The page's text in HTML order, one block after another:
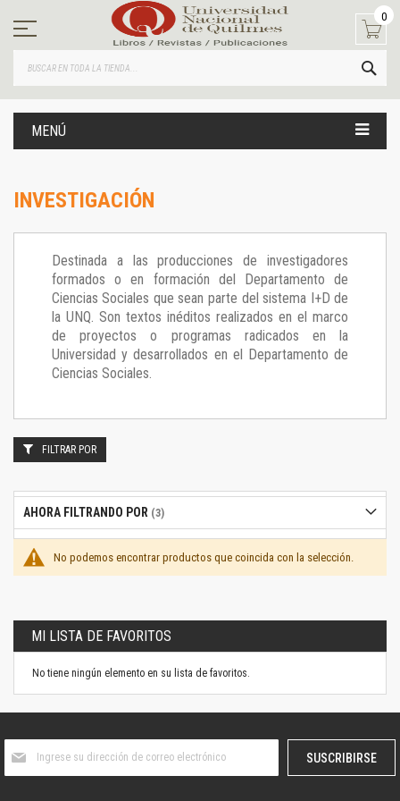
contenido
0
MENÚ
INVESTIGACIÓN
Destinada a las producciones de investigadores
formados o en formación del Departamento de
Ciencias Sociales que sean parte del sistema I+D de
la UNQ. Son textos inéditos realizados en el marco
de proyectos o programas radicados en la
Universidad y desarrollados en el Departamento de
Ciencias Sociales.
No podemos encontrar productos que coincida con la selección.
FILTRAR POR
AHORA FILTRANDO POR
MI LISTA DE FAVORITOS
No tiene ningún elemento en su lista de favoritos.
boletín
SUSCRIBIRSE